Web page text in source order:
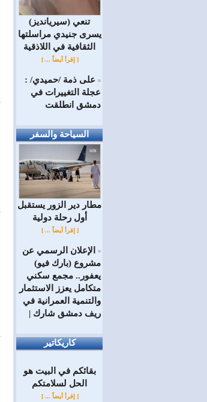
(سيريانديز) تنعي
يسرى جنيدي مراسلتها
الثقافية في اللاذقية
[ إقرأ أيضاً ... ]
= على ذمة /حميدي/ :
عجلة التغييرات في
دمشق انطلقت
السياحة والسفر
مطار دير الزور يستقبل
أول رحلة دولية
[ إقرأ أيضاً ... ]
=
الإعلان الرسمي عن
مشروع (بارك فيو)
يعفور.. مجمع سكني
متكامل يعزز الاستثمار
والتنمية العمرانية في
ريف دمشق شارك |
كاريكاتير
بقائكم في البيت هو
الحل لسلامتكم
[ إقرأ أيضاً ... ]